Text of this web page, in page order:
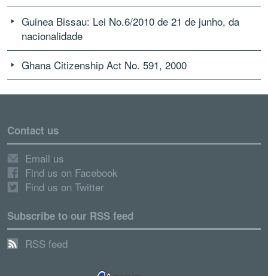
Guinea Bissau: Lei No.6/2010 de 21 de junho, da
nacionalidade
Ghana Citizenship Act No. 591, 2000
Contact us
Email us
Find us on Facebook
Find us on Twitter
Subscribe to our RSS feed
RSS feed